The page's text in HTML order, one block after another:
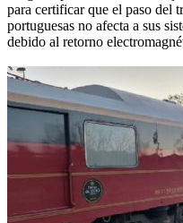
para certificar que el paso del
portuguesas no afecta a sus
debido al retorno